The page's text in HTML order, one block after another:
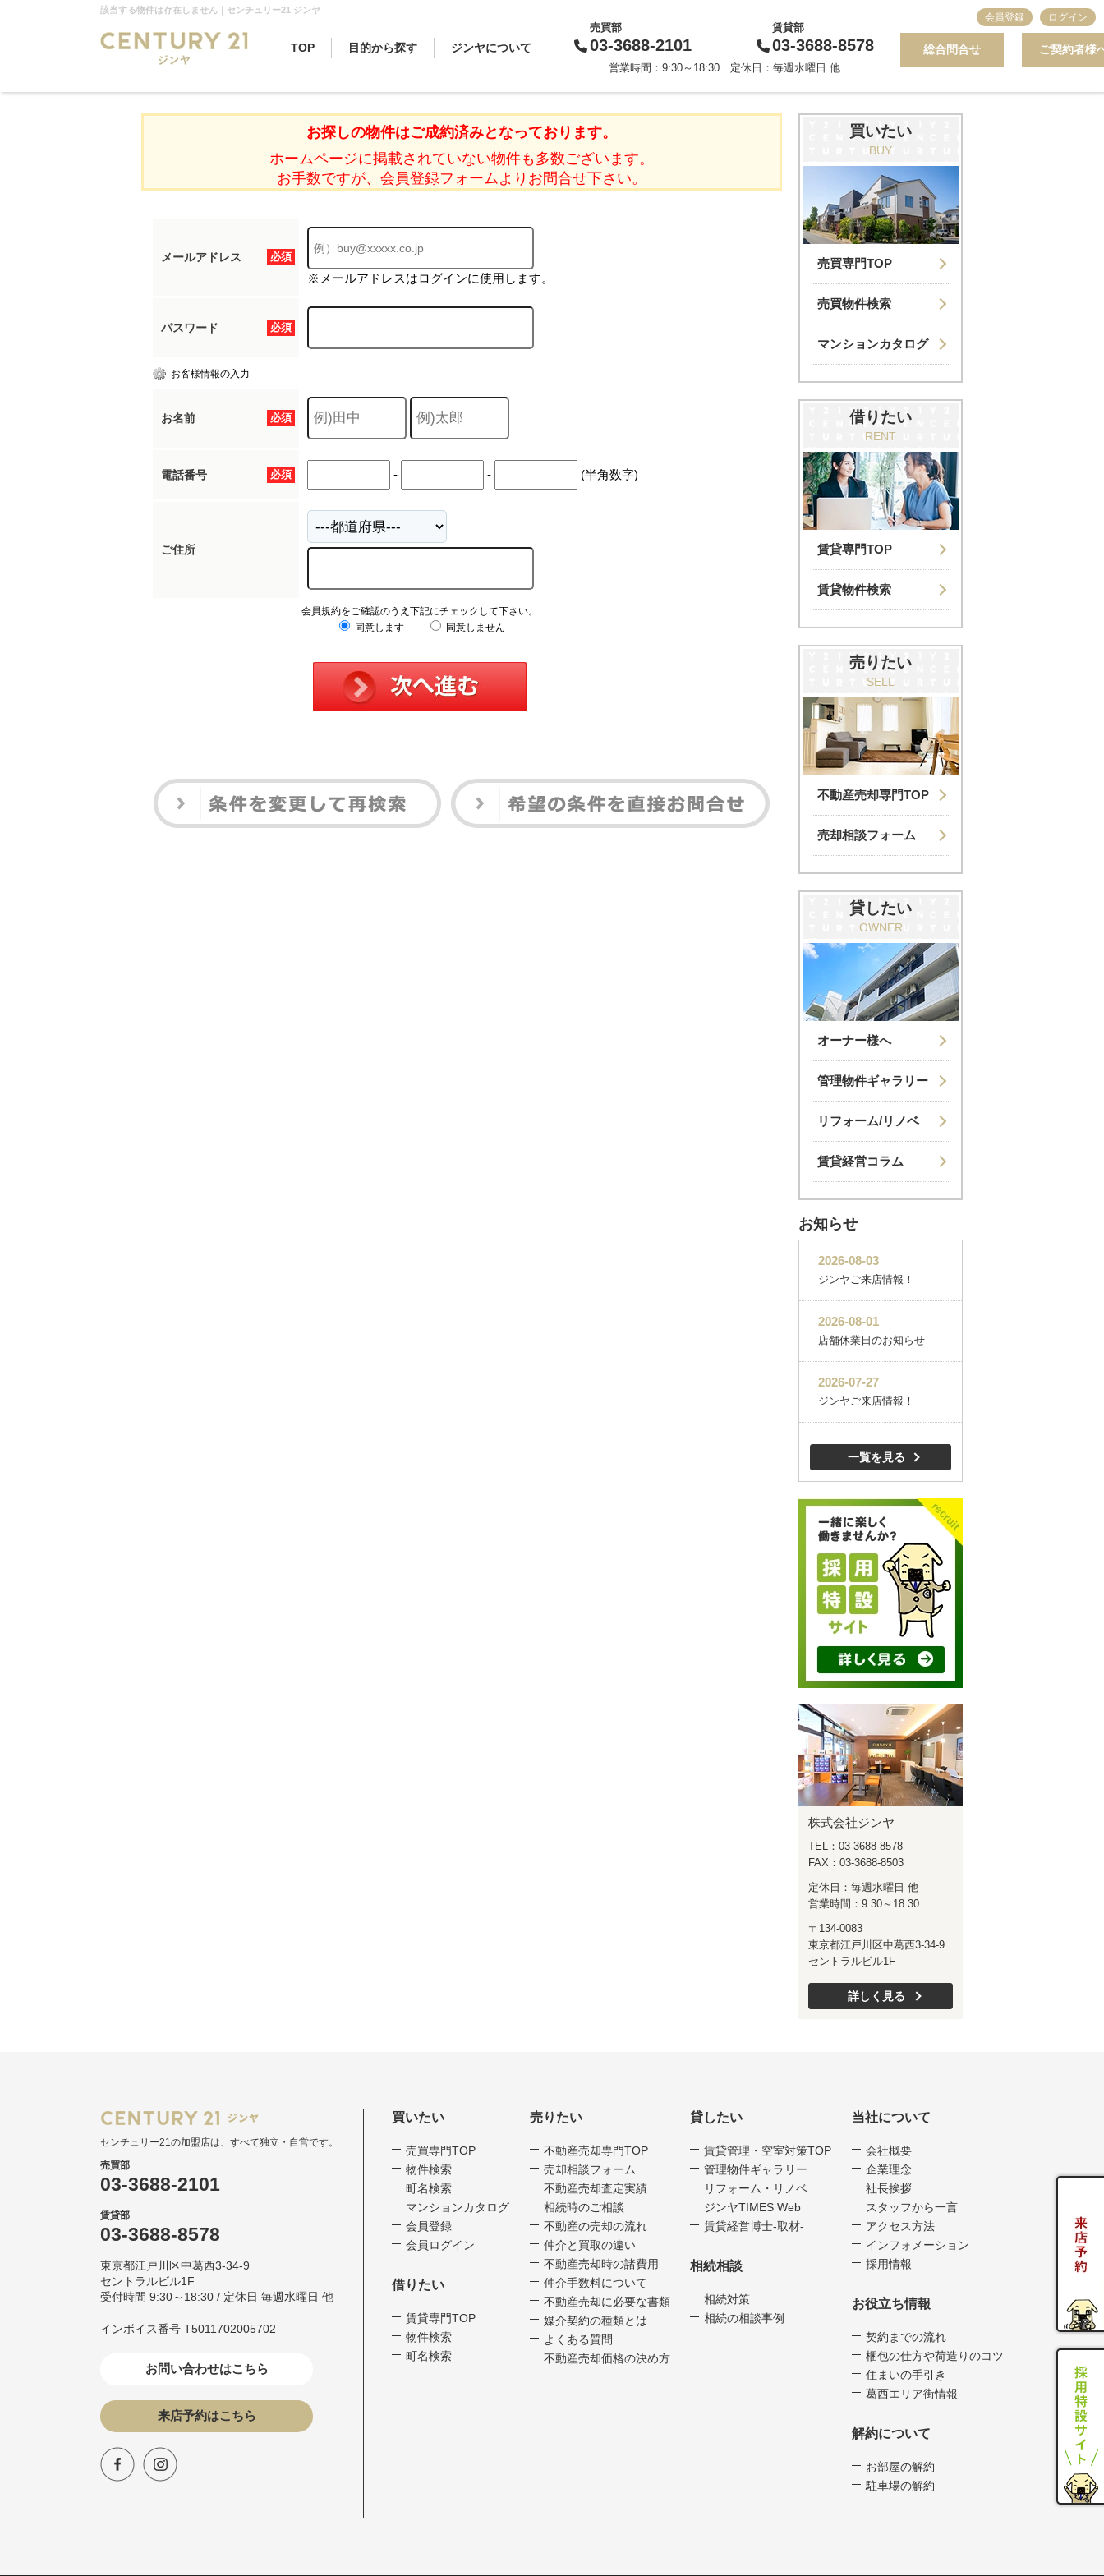
該当する物件は存在しません｜センチュリー21 ジンヤ
TOP 目的から探す ジンヤについて
売買部
03-3688-2101
賃貸部
03-3688-8578
営業時間：9:30～18:30 定休日：毎週水曜日 他
総合問合せ ご契約者様
会員登録 ログイン
お探しの物件はご成約済みとなっております。
ホームページに掲載されていない物件も多数ございます。
お手数ですが、会員登録フォームよりお問合せ下さい。
必須
メールアドレス
※メールアドレスはログインに使用します。
必須
パスワード
お客様情報の入力
必須
お名前
必須
電話番号 - - (半角数字)
ご住所
会員規約をご確認のうえ下記にチェックして下さい。
同意します
同意しません
買いたい
BUY
売買専門TOP
売買物件検索
マンションカタログ
借りたい
RENT
賃貸専門TOP
賃貸物件検索
売りたい
SELL
不動産売却専門TOP
売却相談フォーム
貸したい
OWNER
オーナー様へ
管理物件ギャラリー
リフォーム/リノベ
賃貸経営コラム
お知らせ
一覧を見る
株式会社ジンヤ
TEL：03-3688-8578
FAX：03-3688-8503
定休日：毎週水曜日 他
営業時間：9:30～18:30
〒134-0083
東京都江戸川区中葛西3-34-9
セントラルビル1F
詳しく見る
センチュリー21の加盟店は、すべて独立・自営です。
売買部
03-3688-2101
賃貸部
03-3688-8578
東京都江戸川区中葛西3-34-9
セントラルビル1F
受付時間 9:30～18:30 / 定休日 毎週水曜日 他
インボイス番号 T5011702005702
お問い合わせはこちら
来店予約はこちら
買いたい
売買専門TOP
物件検索
町名検索
マンションカタログ
会員登録
会員ログイン
借りたい
賃貸専門TOP
物件検索
町名検索
売りたい
不動産売却専門TOP
売却相談フォーム
不動産売却査定実績
相続時のご相談
不動産の売却の流れ
仲介と買取の違い
不動産売却時の諸費用
仲介手数料について
不動産売却に必要な書類
媒介契約の種類とは
よくある質問
不動産売却価格の決め方
貸したい
賃貸管理・空室対策TOP
管理物件ギャラリー
リフォーム・リノベ
ジンヤTIMES Web
賃貸経営博士-取材-
相続相談
相続対策
相続の相談事例
当社について
会社概要
企業理念
社長挨拶
スタッフから一言
アクセス方法
インフォメーション
採用情報
お役立ち情報
契約までの流れ
梱包の仕方や荷造りのコツ
住まいの手引き
葛西エリア街情報
解約について
お部屋の解約
駐車場の解約